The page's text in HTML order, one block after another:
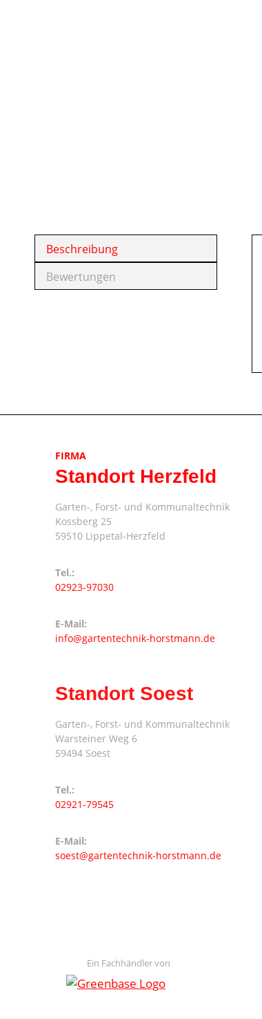
Beschreibung
Bewertungen
FIRMA
Standort Herzfeld
Garten-, Forst- und Kommunaltechnik
Kossberg 25
59510 Lippetal-Herzfeld
Tel.:
02923-97030
E-Mail:
info@gartentechnik-horstmann.de
Standort Soest
Garten-, Forst- und Kommunaltechnik
Warsteiner Weg 6
59494 Soest
Tel.:
02921-79545
E-Mail:
soest@gartentechnik-horstmann.de
Ein Fachhändler von